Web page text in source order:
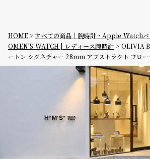
HOME すべての商品｜腕時計・Apple Watchバ
OMEN'S WATCH | レディース腕時計
OLIVIA
ートン シグネチャー 28mm アブストラクト フロ